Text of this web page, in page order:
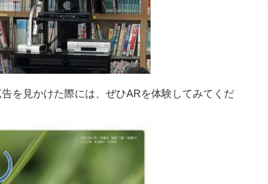
を見かけた際には、ぜひARを体験してみてくだ